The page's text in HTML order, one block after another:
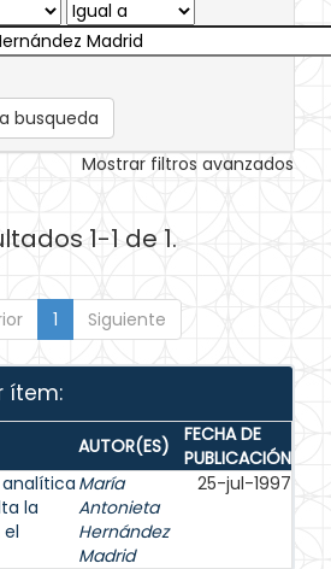
busqueda
Mostrar filtros avanzados
1-1 de 1.
1 Siguiente
ítem:
AUTOR(ES)
FECHA DE
PUBLICACIÓN
la
María
Antonieta
Hernández
Madrid
25-jul-1997